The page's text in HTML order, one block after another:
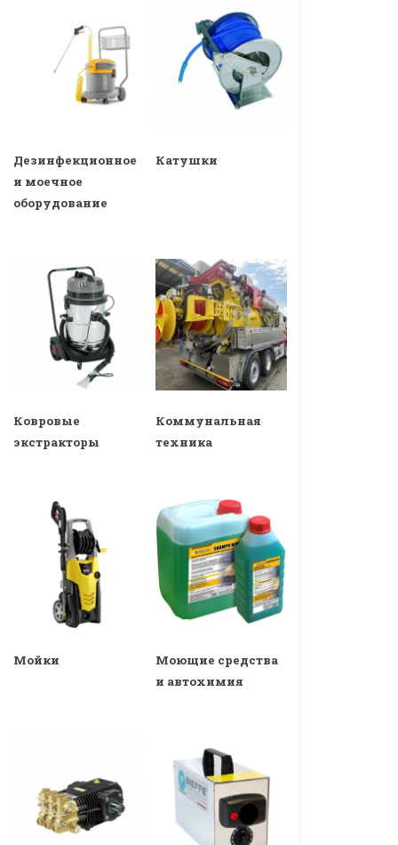
Дезинфекционное
и моечное
оборудование
Катушки
Ковровые
экстракторы
Коммунальная
техника
Мойки
Моющие средства
и автохимия